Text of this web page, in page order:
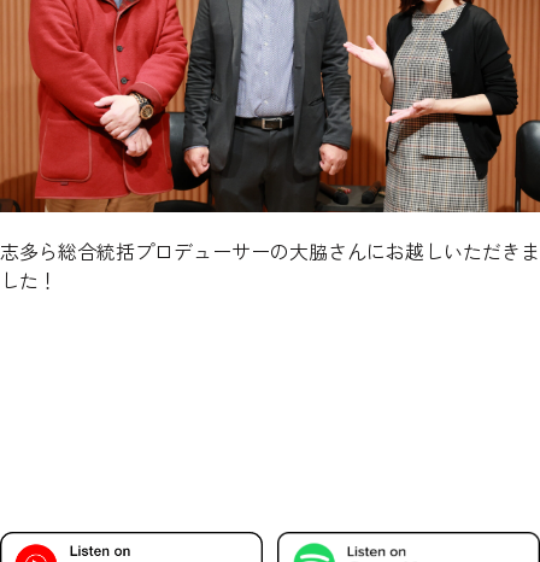
志多ら総合統括プロデューサーの大脇さんにお越しいただきま
した！